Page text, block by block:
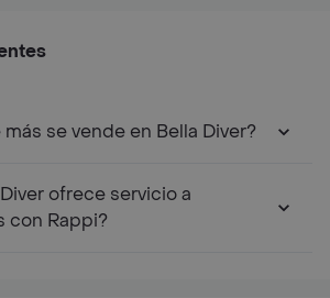
se vende en Bella Diver?
ofrece servicio a
con Rappi?